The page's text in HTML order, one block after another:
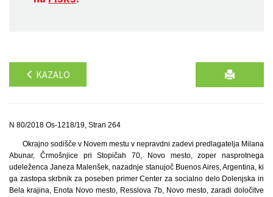
KAZALO
N 80/2018 Os-1218/19, Stran 264
Okrajno sodišče v Novem mestu v nepravdni zadevi predlagatelja Milana
Abunar, Črmošnjice pri Stopičah 70, Novo mesto, zoper nasprotnega
udeleženca Janeza Malenšek, nazadnje stanujoč Buenos Aires, Argentina, ki
ga zastopa skrbnik za poseben primer Center za socialno delo Dolenjska in
Bela krajina, Enota Novo mesto, Resslova 7b, Novo mesto, zaradi določitve